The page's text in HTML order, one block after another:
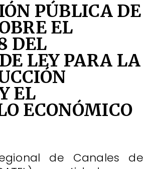
PÚBLICA DE
EL
DEL
LEY PARA LA
EL
ECONÓMICO
de Canales de